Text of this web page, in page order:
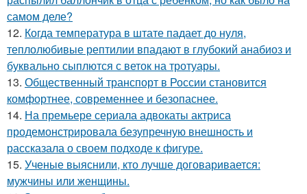
самом деле?
12. Когда температура в штате падает до нуля,
теплолюбивые рептилии впадают в глубокий анабиоз и
буквально сыплются с веток на тротуары.
13. Общественный транспорт в России становится
комфортнее, современнее и безопаснее.
14. На премьере сериала адвокаты актриса
продемонстрировала безупречную внешность и
рассказала о своем подходе к фигуре.
15. Ученые выяснили, кто лучше договаривается:
мужчины или женщины.